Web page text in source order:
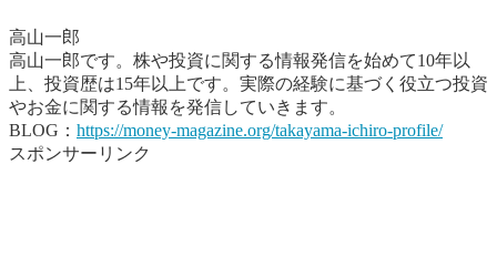
高山一郎
高山一郎です。株や投資に関する情報発信を始めて10年以
上、投資歴は15年以上です。実際の経験に基づく役立つ投資
やお金に関する情報を発信していきます。
BLOG： https://money-magazine.org/takayama-ichiro-profile/
スポンサーリンク